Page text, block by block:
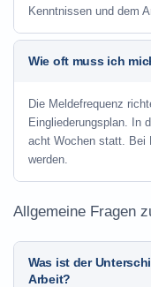
Kenntnissen und dem
Wie oft muss ich
Die Meldefrequenz
Eingliederungsplan. In
acht Wochen statt. Bei
werden.
Allgemeine Fragen
Was ist der
Arbeit?